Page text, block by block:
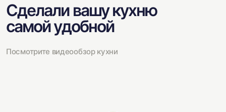
Сделали вашу кухню
самой удобной
Посмотрите видеообзор кухни